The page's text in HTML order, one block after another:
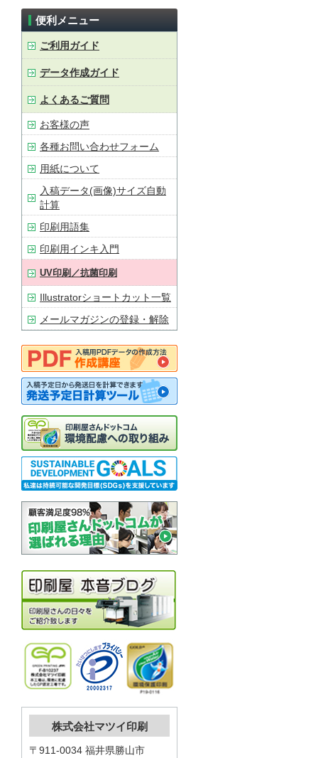
便利メニュー
ご利用ガイド
データ作成ガイド
よくあるご質問
お客様の声
各種お問い合わせフォーム
用紙について
入稿データ(画像)サイズ自動
計算
印刷用語集
印刷用インキ入門
UV印刷／抗菌印刷
Illustratorショートカット一覧
メールマガジンの登録・解除
株式会社マツイ印刷
〒911-0034 福井県勝山市